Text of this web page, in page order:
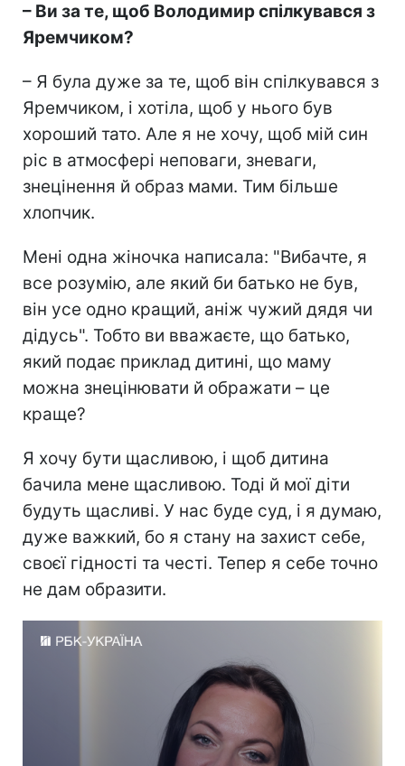
– Ви за те, щоб Володимир спілкувався з
Яремчиком?
– Я була дуже за те, щоб він спілкувався з
Яремчиком, і хотіла, щоб у нього був
хороший тато. Але я не хочу, щоб мій син
ріс в атмосфері неповаги, зневаги,
знецінення й образ мами. Тим більше
хлопчик.
Мені одна жіночка написала: "Вибачте, я
все розумію, але який би батько не був,
він усе одно кращий, аніж чужий дядя чи
дідусь". Тобто ви вважаєте, що батько,
який подає приклад дитині, що маму
можна знецінювати й ображати – це
краще?
Я хочу бути щасливою, і щоб дитина
бачила мене щасливою. Тоді й мої діти
будуть щасливі. У нас буде суд, і я думаю,
дуже важкий, бо я стану на захист себе,
своєї гідності та честі. Тепер я себе точно
не дам образити.